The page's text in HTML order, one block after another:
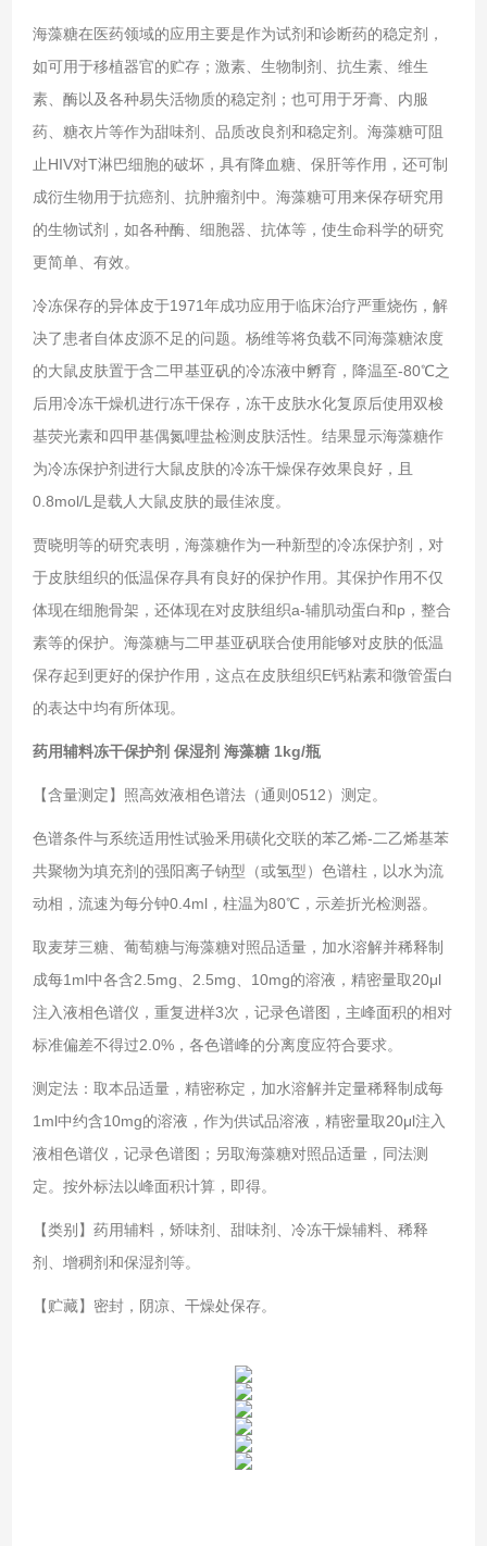
海藻糖在医药领域的应用主要是作为试剂和诊断药的稳定剂，
如可用于移植器官的贮存；激素、生物制剂、抗生素、维生
素、酶以及各种易失活物质的稳定剂；也可用于牙膏、内服
药、糖衣片等作为甜味剂、品质改良剂和稳定剂。海藻糖可阻
止HIV对T淋巴细胞的破坏，具有降血糖、保肝等作用，还可制
成衍生物用于抗癌剂、抗肿瘤剂中。海藻糖可用来保存研究用
的生物试剂，如各种酶、细胞器、抗体等，使生命科学的研究
更简单、有效。
冷冻保存的异体皮于1971年成功应用于临床治疗严重烧伤，解
决了患者自体皮源不足的问题。杨维等将负载不同海藻糖浓度
的大鼠皮肤置于含二甲基亚矾的冷冻液中孵育，降温至-80℃之
后用冷冻干燥机进行冻干保存，冻干皮肤水化复原后使用双梭
基荧光素和四甲基偶氮哩盐检测皮肤活性。结果显示海藻糖作
为冷冻保护剂进行大鼠皮肤的冷冻干燥保存效果良好，且
0.8mol/L是载人大鼠皮肤的最佳浓度。
贾晓明等的研究表明，海藻糖作为一种新型的冷冻保护剂，对
于皮肤组织的低温保存具有良好的保护作用。其保护作用不仅
体现在细胞骨架，还体现在对皮肤组织a-辅肌动蛋白和p，整合
素等的保护。海藻糖与二甲基亚矾联合使用能够对皮肤的低温
保存起到更好的保护作用，这点在皮肤组织E钙粘素和微管蛋白
的表达中均有所体现。
药用辅料冻干保护剂 保湿剂 海藻糖 1kg/瓶
【含量测定】照高效液相色谱法（通则0512）测定。
色谱条件与系统适用性试验釆用磺化交联的苯乙烯-二乙烯基苯
共聚物为填充剂的强阳离子钠型（或氢型）色谱柱，以水为流
动相，流速为每分钟0.4ml，柱温为80℃，示差折光检测器。
取麦芽三糖、葡萄糖与海藻糖对照品适量，加水溶解并稀释制
成每1ml中各含2.5mg、2.5mg、10mg的溶液，精密量取20μl
注入液相色谱仪，重复进样3次，记录色谱图，主峰面积的相对
标准偏差不得过2.0%，各色谱峰的分离度应符合要求。
测定法：取本品适量，精密称定，加水溶解并定量稀释制成每
1ml中约含10mg的溶液，作为供试品溶液，精密量取20μl注入
液相色谱仪，记录色谱图；另取海藻糖对照品适量，同法测
定。按外标法以峰面积计算，即得。
【类别】药用辅料，矫味剂、甜味剂、冷冻干燥辅料、稀释
剂、增稠剂和保湿剂等。
【贮藏】密封，阴凉、干燥处保存。